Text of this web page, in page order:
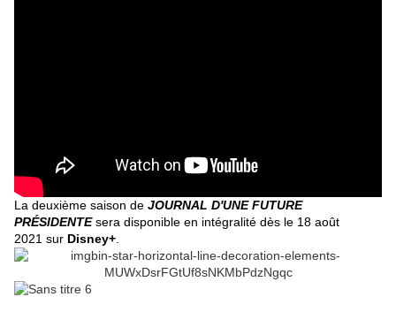
La deuxième saison de JOURNAL D'UNE FUTURE
PRÉSIDENTEsera disponible en intégralité dès le 18 août
2021 sur Disney+